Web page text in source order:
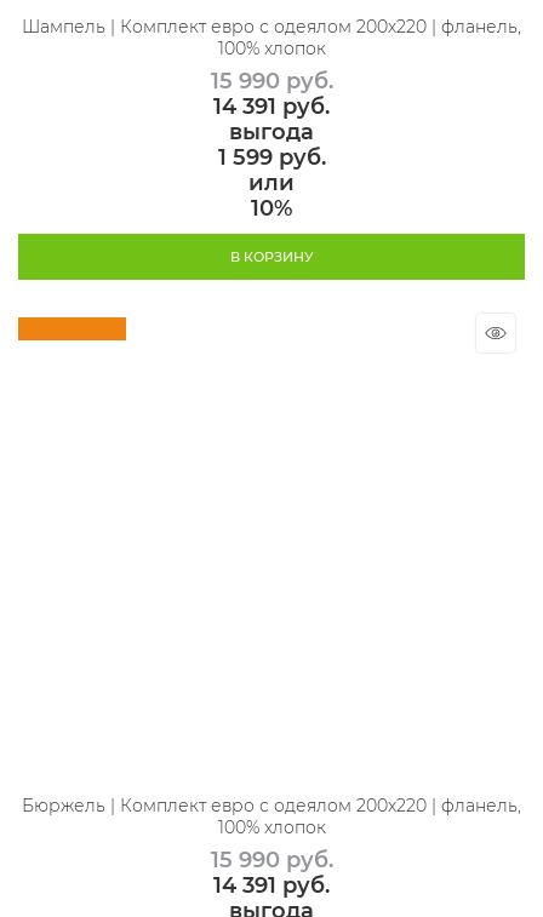
Шампель | Комплект евро с одеялом 200х220 | фланель,
100% хлопок
15 990 руб.
14 391 руб.
выгода
1 599 руб.
или
10%
В КОРЗИНУ
Бюржель | Комплект евро с одеялом 200х220 | фланель,
100% хлопок
15 990 руб.
14 391 руб.
выгода